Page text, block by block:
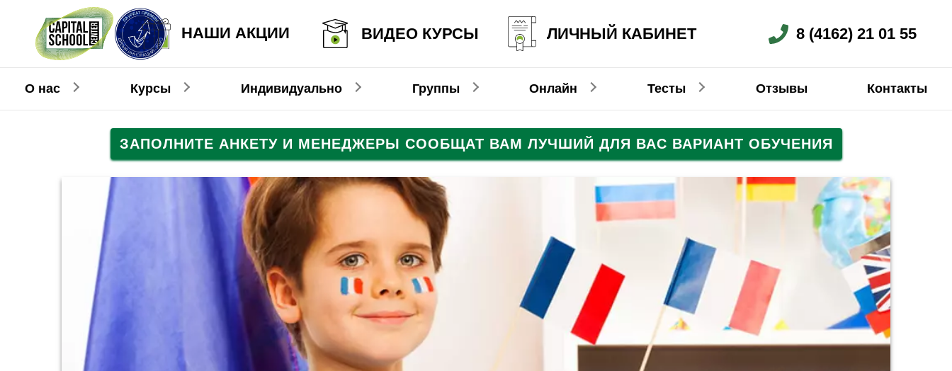
НАШИ АКЦИИ ВИДЕО КУРСЫ ЛИЧНЫЙ КАБИНЕТ 8 (4162) 21 01 55
О нас Курсы Индивидуально Группы Онлайн Тесты Отзывы Контакты
ЗАПОЛНИТЕ АНКЕТУ И МЕНЕДЖЕРЫ СООБЩАТ ВАМ ЛУЧШИЙ ДЛЯ ВАС ВАРИАНТ ОБУЧЕНИЯ